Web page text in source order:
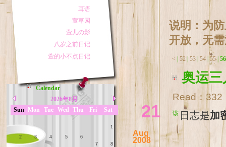
说明：为
开放，无
< 52 53 54 |55| 56
21
Aug
2008
奥运三
Read： 332
该日志是加
Calendar
2026年8月
Sun Mon Tue Wed Thu Fri Sat
1
2
3 4 5
6
7
8